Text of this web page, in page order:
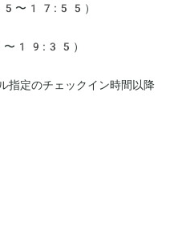
〜17:55）
〜19:35）
指定のチェックイン時間以降